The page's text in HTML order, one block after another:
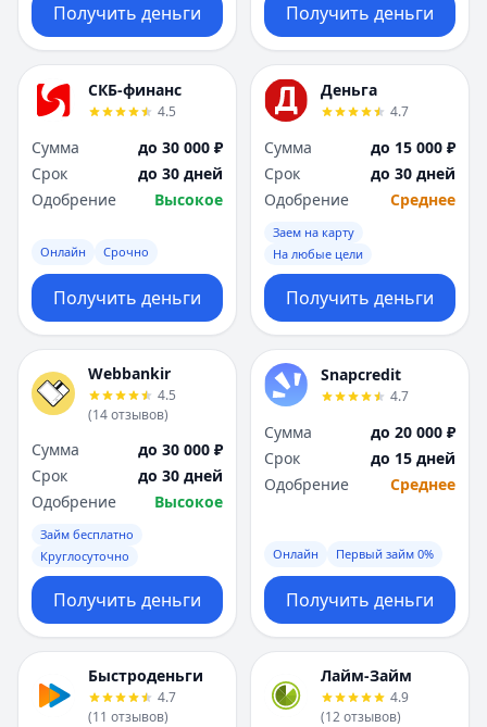
Получить деньги Получить деньги
СКБ-финанс
4.5
Сумма
до 30 000 ₽
Срок
до 30 дней
Одобрение
Высокое
Онлайн Срочно
Получить деньги
Деньга
4.7
Сумма
до 15 000 ₽
Срок
до 30 дней
Одобрение
Среднее
Заем на карту
На любые цели
Получить деньги
Webbankir
4.5
(14отзывов)
Сумма
до 30 000 ₽
Срок
до 30 дней
Одобрение
Высокое
Займ бесплатно
Круглосуточно
Получить деньги
Snapcredit
4.7
Сумма
до 20 000 ₽
Срок
до 15 дней
Одобрение
Среднее
Онлайн Первый займ 0%
Получить деньги
Быстроденьги
4.7
(11 отзывов)
Лайм-Займ
4.9
(12отзывов)